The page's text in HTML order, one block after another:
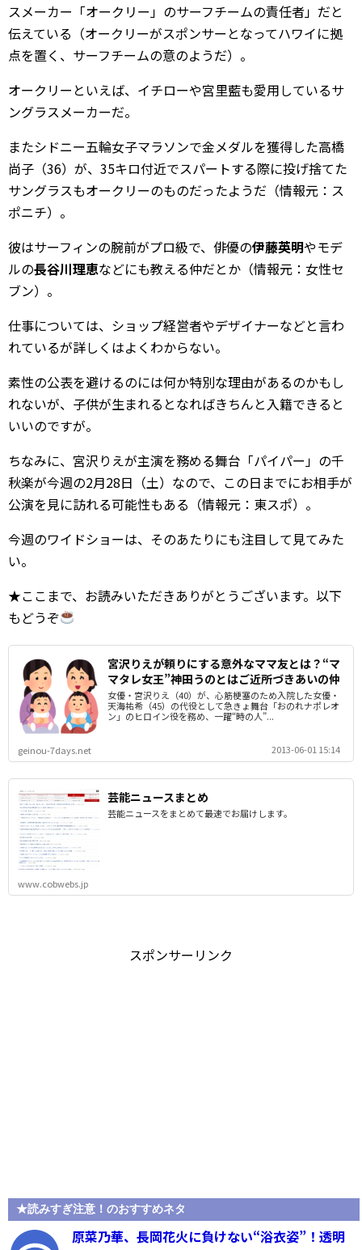
スメーカー「オークリー」のサーフチームの責任者」だと
伝えている（オークリーがスポンサーとなってハワイに拠
点を置く、サーフチームの意のようだ）。
オークリーといえば、イチローや宮里藍も愛用しているサ
ングラスメーカーだ。
またシドニー五輪女子マラソンで金メダルを獲得した高橋
尚子（36）が、35キロ付近でスパートする際に投げ捨てた
サングラスもオークリーのものだったようだ（情報元：ス
ポニチ）。
彼はサーフィンの腕前がプロ級で、俳優の伊藤英明やモデ
ルの長谷川理恵などにも教える仲だとか（情報元：女性セ
ブン）。
仕事については、ショップ経営者やデザイナーなどと言わ
れているが詳しくはよくわからない。
素性の公表を避けるのには何か特別な理由があるのかもし
れないが、子供が生まれるとなればきちんと入籍できると
いいのですが。
ちなみに、宮沢りえが主演を務める舞台「パイパー」の千
秋楽が今週の2月28日（土）なので、この日までにお相手が
公演を見に訪れる可能性もある（情報元：東スポ）。
今週のワイドショーは、そのあたりにも注目して見てみた
い。
★ここまで、お読みいただきありがとうございます。以下
もどうぞ
宮沢りえが頼りにする意外なママ友とは？“マ
マタレ女王”神田うのとはご近所づきあいの仲
女優・宮沢りえ（40）が、心筋梗塞のため入院した女優・
天海祐希（45）の代役として急きょ舞台「おのれナポレオ
ン」のヒロイン役を務め、一躍“時の人”...
geinou-7days.net 2013-06-01 15:14
芸能ニュースまとめ
芸能ニュースをまとめて最速でお届けします。
www.cobwebs.jp
スポンサーリンク
★読みすぎ注意！のおすすめネタ
原菜乃華、長岡花火に負けない“浴衣姿”！透明